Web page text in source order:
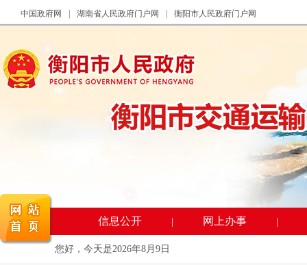
中国政府网 湖南省人民政府门户网 衡阳市人民政府门户网
信息公开 网上办事
您好，今天是2026年8月9日